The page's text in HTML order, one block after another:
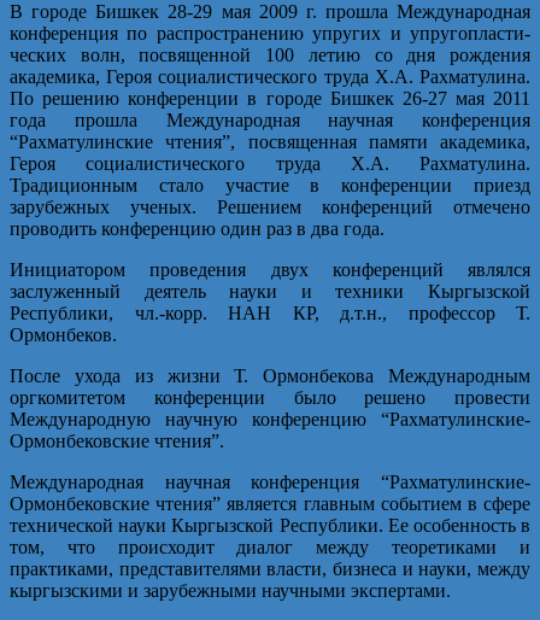
В городе Бишкек 28-29 мая 2009 г. прошла Международная
конференция по распространению упругих и упругопласти­
ческих волн, посвященной 100 летию со дня рождения
академика, Героя социалистического труда Х.А. Рахматулина.
По решению конференции в городе Бишкек 26-27 мая 2011
года прошла Международная научная конференция
“Рахматулинские чтения”, посвященная памяти академика,
Героя социалистического труда Х.А. Рахматулина.
Традиционным стало участие в конференции приезд
зарубежных ученых. Решением конференций отмечено
проводить конференцию один раз в два года.
Инициатором проведения двух конференций являлся
заслуженный деятель науки и техники Кыргызской
Республики, чл.-корр. НАН КР, д.т.н., профессор Т.
Ормонбеков.
После ухода из жизни Т. Ормонбекова Международным
оргкомитетом конференции было решено провести
Международную научную конференцию “Рахматулинские-
Ормонбековские чтения”.
Международная научная конференция “Рахматулинские-
Ормонбековские чтения” является главным событием в сфере
тех­нической науки Кыргызской Республики. Ее особенность в
том, что происходит диалог между теоретиками и
практиками, представителями власти, бизнеса и науки, между
кыргызскими и зарубежными научными экспертами.